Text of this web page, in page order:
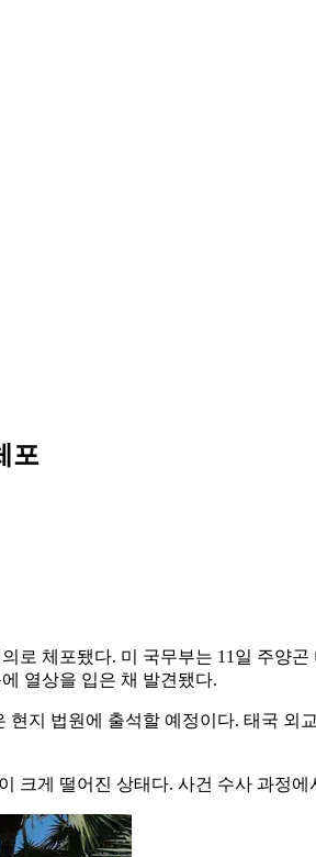
포
체포됐다. 미 국무부는 11일 주양
열상을 입은 채 발견됐다.
지 법원에 출석할 예정이다. 태국
크게 떨어진 상태다. 사건 수사 과정